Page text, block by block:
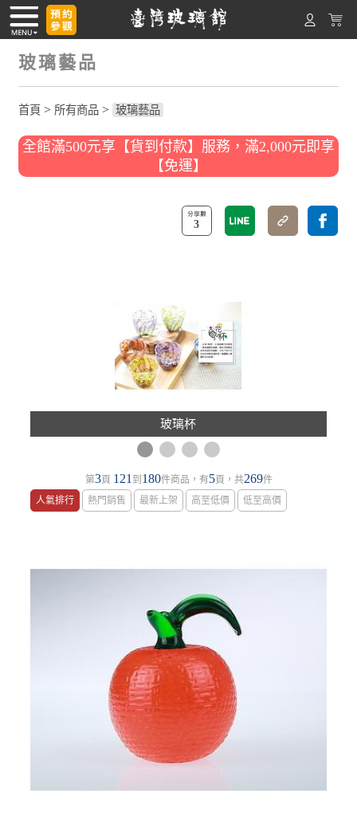
玻璃藝品
首頁 > 所有商品 > 玻璃藝品
全館滿500元享【貨到付款】服務，滿2,000元即享
【免運】
3
柿事平安
第3頁 121 到 180件商品，有5頁，共269件
人氣排行
熱門銷售 最新上架 高至低價 低至高價